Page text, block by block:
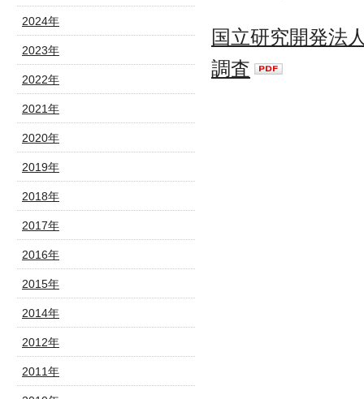
2024年
2023年
2022年
2021年
2020年
2019年
2018年
2017年
2016年
2015年
2014年
2012年
2011年
国立研究開発法
調査